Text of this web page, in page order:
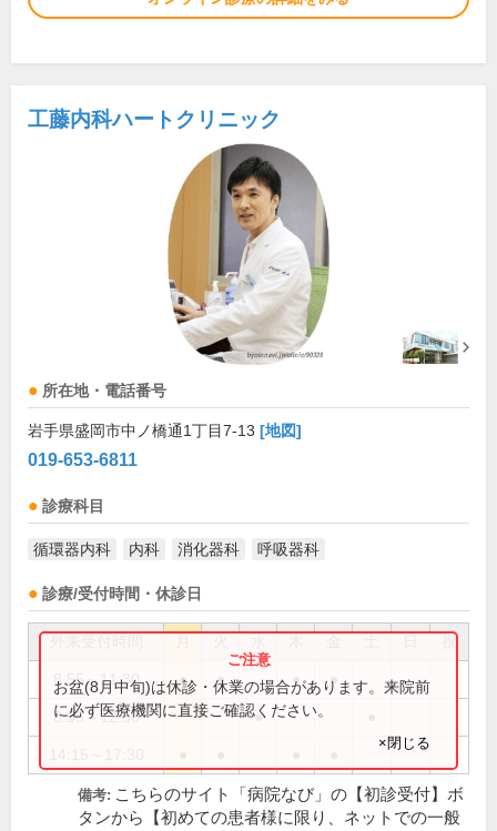
工藤内科ハートクリニック
所在地・電話番号
岩手県盛岡市中ノ橋通1丁目7-13 [地図]
019-653-6811
診療科目
循環器内科 内科 消化器科 呼吸器科
診療/受付時間・休診日
祝
8:55～11:30 ● ● ● ●
8:55～12:30 ●
お盆(8月中旬)は休診・休業の場合があります。来院前
に必ず医療機関に直接ご確認ください。
×閉じる
備考: こちらのサイト「病院なび」の【初診受付】ボ
タンから【初めての患者様に限り、ネットでの一般